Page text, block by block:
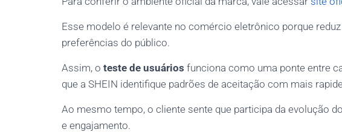
Esse modelo é relevante no comércio eletrônico porque
preferências do público.
Assim, o teste de usuários funciona como uma ponte entre
que a SHEIN identifique padrões de aceitação com mais
Ao mesmo tempo, o cliente sente que participa da evolução
e engajamento.